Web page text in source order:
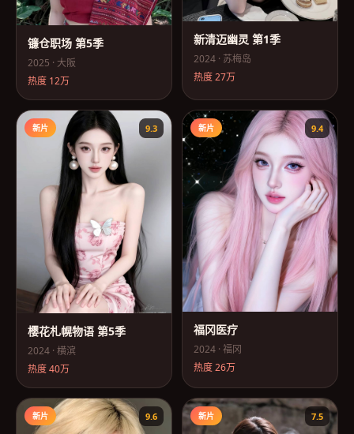
镰仓职场 第5季
2025 · 大阪
热度 12万
新清迈幽灵 第1季
2024 · 苏梅岛
热度27万
新片 9.3
樱花札幌物语 第5季
2024 · 横滨
热度40万
新片 9.4
福冈医疗
2024 · 福冈
热度26万
新片 9.6 新片 7.5